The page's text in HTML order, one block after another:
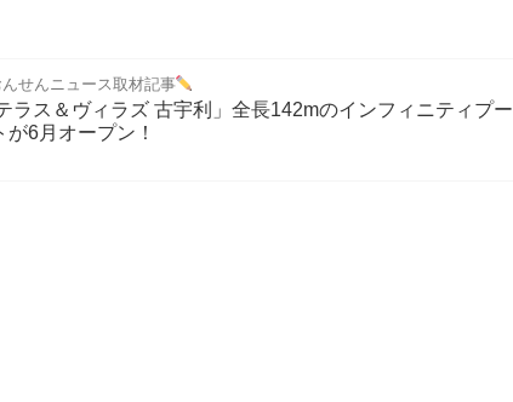
せんニュース取材記事
ラス＆ヴィラズ 古宇利」全長142mのインフィニティプー
6月オープン！